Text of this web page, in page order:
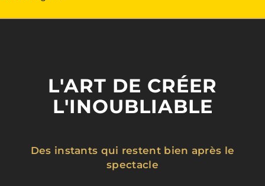
L'ART DE CRÉER
L'INOUBLIABLE
Des instants qui restent bien après le
spectacle